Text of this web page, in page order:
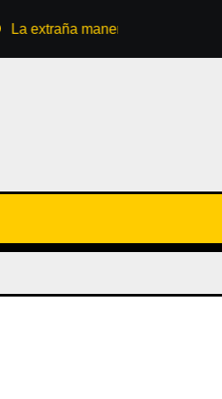
manera de convertirse en familia